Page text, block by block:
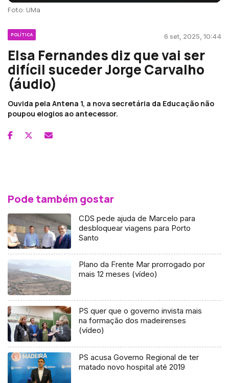
Foto: UMa
POLÍTICA 6 set, 2025, 10:44
Elsa Fernandes diz que vai ser
difícil suceder Jorge Carvalho
(áudio)
Ouvida pela Antena 1, a nova secretária da Educação não
poupou elogios ao antecessor.
Pode também gostar
CDS pede ajuda de Marcelo para
desbloquear viagens para Porto
Santo
Plano da Frente Mar prorrogado por
mais 12 meses (vídeo)
PS quer que o governo invista mais
na formação dos madeirenses
(vídeo)
PS acusa Governo Regional de ter
matado novo hospital até 2019